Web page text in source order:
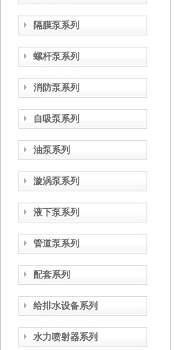
隔膜泵系列
螺杆泵系列
消防泵系列
自吸泵系列
油泵系列
漩涡泵系列
液下泵系列
管道泵系列
配套系列
给排水设备系列
水力喷射器系列